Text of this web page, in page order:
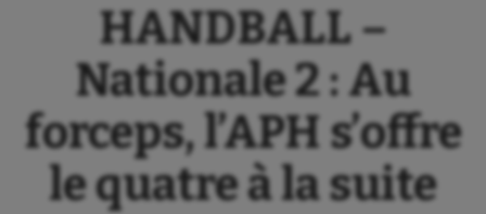
HANDBALL –
Nationale 2 : Au
forceps, l’APH s’offre
le quatre à la suite